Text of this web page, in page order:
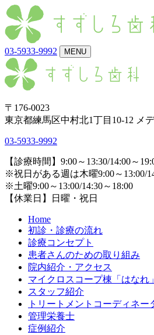
03-5933-9992 MENU
〒176-0023
東京都練馬区中村北1丁目10-12 メ
03-5933-9992
【診療時間】9:00～13:30/14:00～
※祝日がある週は木曜9:00～13:00/
※土曜9:00～13:00/14:30～18:00
【休業日】日曜・祝日
Home
初診・診療の流れ
診療コンセプト
患者さんのための取り組み
院内紹介・アクセス
マイクロスコープ棟「はなれ」
スタッフ紹介
トリートメントコーディネー
管理栄養士
症例紹介